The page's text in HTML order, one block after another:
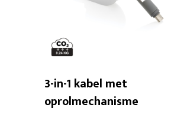
3-in-1 kabel met
oprolmechanisme